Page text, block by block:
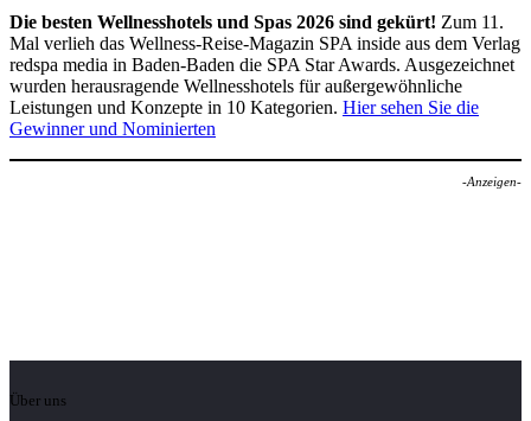
Die besten Wellnesshotels und Spas 2026 sind gekürt! Zum 11.
Mal verlieh das Wellness-Reise-Magazin SPA inside aus dem Verlag
redspa media in Baden-Baden die SPA Star Awards. Ausgezeichnet
wurden herausragende Wellnesshotels für außergewöhnliche
Leistungen und Konzepte in 10 Kategorien. Hier sehen Sie die
Gewinner und Nominierten
-Anzeigen-
Über uns